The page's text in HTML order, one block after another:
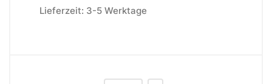
Lieferzeit: 3-5 Werktage